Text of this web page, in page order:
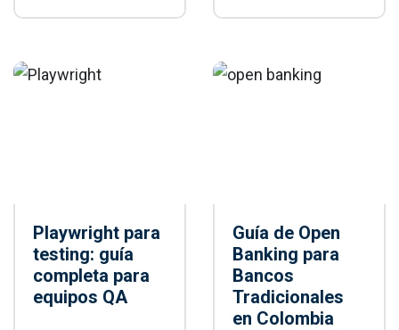
Playwright:
tests,
mantenimiento y
Descubre cuándo
mejor decisión
para tu proyecto.
Playwright para
testing: guía
completa para
equipos QA
Guía de Open
Banking para
Bancos
Tradicionales
en Colombia